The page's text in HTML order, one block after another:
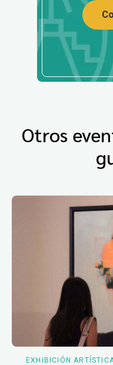
Otros
EXHIBICIÓN